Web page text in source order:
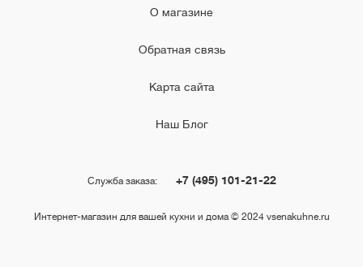
О магазине
Обратная связь
Карта сайта
Наш Блог
Служба заказа: +7 (495) 101-21-22
Интернет-магазин для вашей кухни и дома © 2024 vsenakuhne.ru